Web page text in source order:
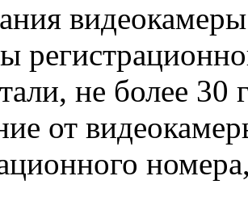
не более
от